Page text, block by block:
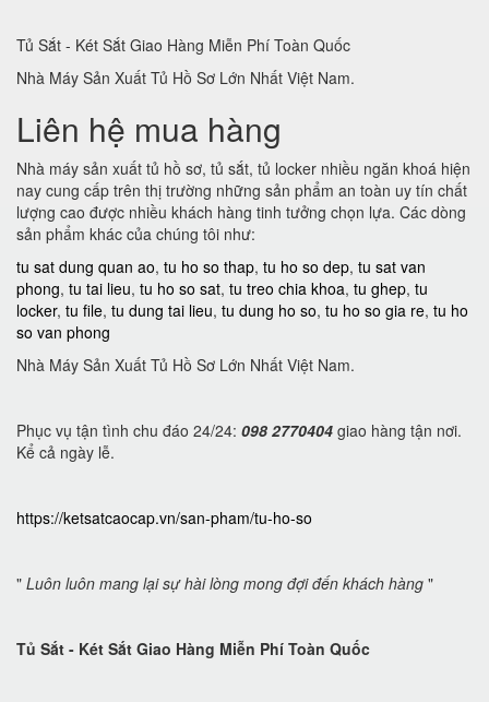
Tủ Sắt - Két Sắt Giao Hàng Miễn Phí Toàn Quốc
Nhà Máy Sản Xuất Tủ Hồ Sơ Lớn Nhất Việt Nam.
Liên hệ mua hàng
Nhà máy sản xuất tủ hồ sơ, tủ sắt, tủ locker nhiều ngăn khoá hiện
nay cung cấp trên thị trường những sản phẩm an toàn uy tín chất
lượng cao được nhiều khách hàng tinh tưởng chọn lựa. Các dòng
sản phẩm khác của chúng tôi như:
tu sat dung quan ao, tu ho so thap, tu ho so dep, tu sat van
phong, tu tai lieu, tu ho so sat, tu treo chia khoa, tu ghep, tu
locker, tu file, tu dung tai lieu, tu dung ho so, tu ho so gia re, tu ho
so van phong
Nhà Máy Sản Xuất Tủ Hồ Sơ Lớn Nhất Việt Nam.
Phục vụ tận tình chu đáo 24/24: 098 2770404 giao hàng tận nơi.
Kể cả ngày lễ.
https://ketsatcaocap.vn/san-pham/tu-ho-so
" Luôn luôn mang lại sự hài lòng mong đợi đến khách hàng "
Tủ Sắt - Két Sắt Giao Hàng Miễn Phí Toàn Quốc